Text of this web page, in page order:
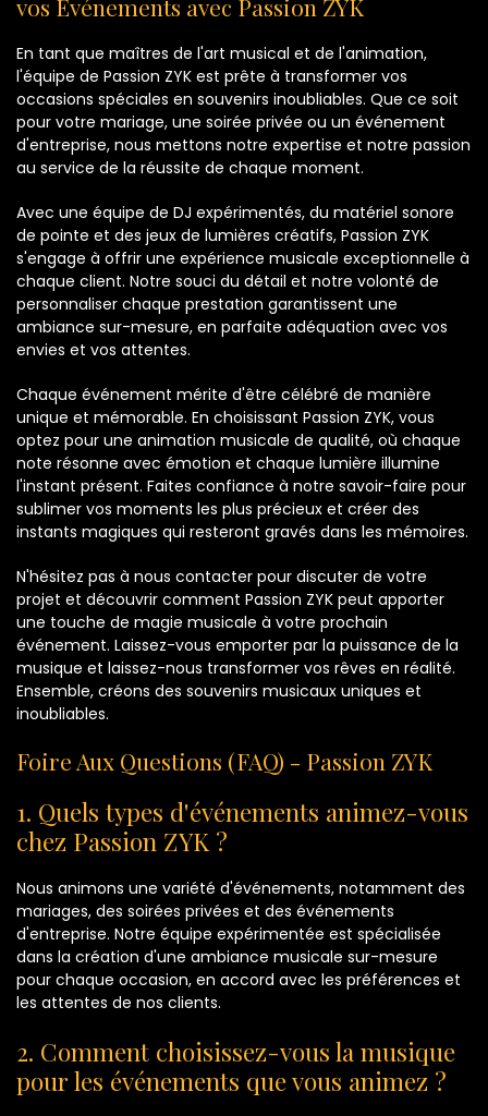
vos Événements avec Passion ZYK
En tant que maîtres de l'art musical et de l'animation,
l'équipe de Passion ZYK est prête à transformer vos
occasions spéciales en souvenirs inoubliables. Que ce soit
pour votre mariage, une soirée privée ou un événement
d'entreprise, nous mettons notre expertise et notre passion
au service de la réussite de chaque moment.
Avec une équipe de DJ expérimentés, du matériel sonore
de pointe et des jeux de lumières créatifs, Passion ZYK
s'engage à offrir une expérience musicale exceptionnelle à
chaque client. Notre souci du détail et notre volonté de
personnaliser chaque prestation garantissent une
ambiance sur-mesure, en parfaite adéquation avec vos
envies et vos attentes.
Chaque événement mérite d'être célébré de manière
unique et mémorable. En choisissant Passion ZYK, vous
optez pour une animation musicale de qualité, où chaque
note résonne avec émotion et chaque lumière illumine
l'instant présent. Faites confiance à notre savoir-faire pour
sublimer vos moments les plus précieux et créer des
instants magiques qui resteront gravés dans les mémoires.
N'hésitez pas à nous contacter pour discuter de votre
projet et découvrir comment Passion ZYK peut apporter
une touche de magie musicale à votre prochain
événement. Laissez-vous emporter par la puissance de la
musique et laissez-nous transformer vos rêves en réalité.
Ensemble, créons des souvenirs musicaux uniques et
inoubliables.
Foire Aux Questions (FAQ) - Passion ZYK
1. Quels types d'événements animez-vous
chez Passion ZYK ?
Nous animons une variété d'événements, notamment des
mariages, des soirées privées et des événements
d'entreprise. Notre équipe expérimentée est spécialisée
dans la création d'une ambiance musicale sur-mesure
pour chaque occasion, en accord avec les préférences et
les attentes de nos clients.
2. Comment choisissez-vous la musique
pour les événements que vous animez ?